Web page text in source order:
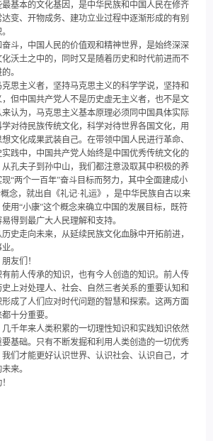
基本的文化基因，是中华民族和中国人民在修齐
变、开物成务、建功立业过程中逐渐形成的有别
，中国人民的价值观和精神世界，是始终深深
沃土之中的，同时又是随着历史和时代前进而不
。
主义者，坚持马克思主义的科学学说，坚持和
但中国共产党人不是历史虚无主义者，也不是文
认为，马克思主义基本原理必须同中国具体实际
对待民族传统文化，科学对待世界各国文化，用
文化成果武装自己。在带领中国人民进行革命、
践中，中国共产党人始终是中国优秀传统文化的
孔夫子到孙中山，我们都注意汲取其中积极的养
“两个一百年”奋斗目标而努力，其中全面建成小
念，就出自《礼记·礼运》，是中华民族自古以来
用“小康”这个概念来确立中国的发展目标，既符
得到最广大人民理解和支持。
走向未来，从延续民族文化血脉中开拓前进，
。
友们！
人传承的知识，也有今人创造的知识。前人传
上对处理人、社会、自然三者关系的重要认知和
成了人们应对时代问题的智慧和探索。这两方面
十分重要。
年来人类积累的一切理性知识和实践知识依然
基础。只有不断发掘和利用人类创造的一切优秀
们才能更好认识世界、认识社会、认识自己，才
来。